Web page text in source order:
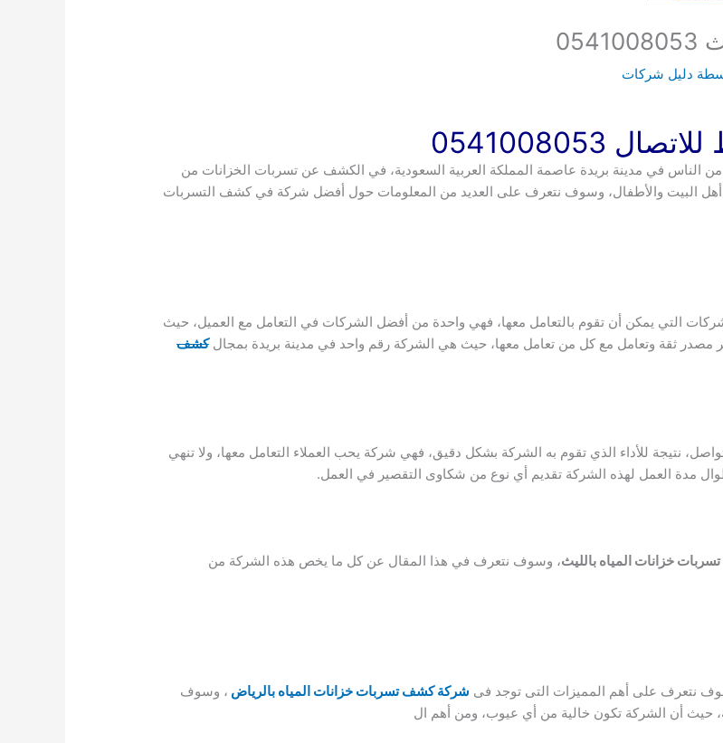
دليل شركات
0541008053
الناس في مدينة بريدة عاصمة المملكة العربية السعودية، في الكشف عن تسربات الخزانات من
أهل البيت والأطفال، وسوف نتعرف على العديد من المعلومات حول أفضل شركة في كشف التسربات
التي يمكن أن تقوم بالتعامل معها، فهي واحدة من أفضل الشركات في التعامل مع العميل، حيث
مصدر ثقة وتعامل مع كل من تعامل معها، حيث هي الشركة رقم واحد في مدينة بريدة بمجالكشف
نتيجة للأداء الذي تقوم به الشركة بشكل دقيق، فهي شركة يحب العملاء التعامل معها، ولا تنهي
مدة العمل لهذه الشركة تقديم أي نوع من شكاوى التقصير في العمل.
خزانات المياه بالليث، وسوف نتعرف في هذا المقال عن كل ما يخص هذه الشركة من
نتعرف على أهم المميزات التى توجد فى شركة كشف تسربات خزانات المياه بالرياض ، وسوف
حيث أن الشركة تكون خالية من أي عيوب، ومن أهم ال